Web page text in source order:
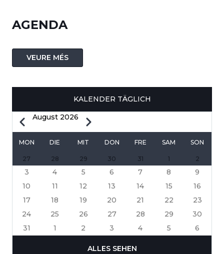
AGENDA
VEURE MÉS
KALENDER TÄGLICH
SEITENNUMMERIERUNG
ZurückAugust 2026 Weiter
MON DIE MIT DON FRE SAM SON
27 28 29 30 31 1 2
3 4 5 6 7 8
9
10
11 12 13 14 15
16
17
18 19 20 21 22
23
24
25 26 27 28 29
30
31
1 2 3 4 5 6
ALLES SEHEN